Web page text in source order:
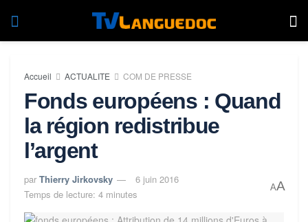
Accueil ACTUALITE COM DE PRESSE
Fonds européens : Quand
la région redistribue
l’argent
par Thierry Jirkovsky
6 juin 2016
Temps de lecture: 4 minutes
AA